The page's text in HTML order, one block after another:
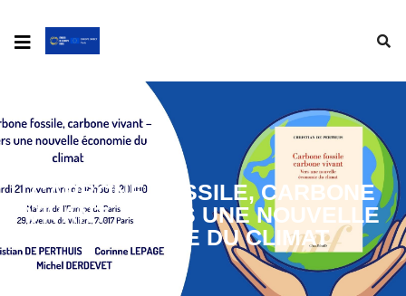
CARBONE FOSSILE, CARBONE
VIVANT – VERS UNE NOUVELLE
ÉCONOMIE DU CLIMAT